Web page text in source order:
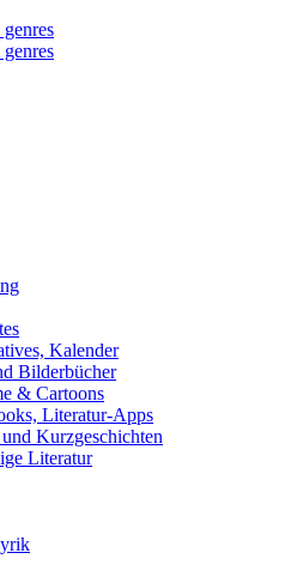
Kalender
Bilderbücher
& Cartoons
Literatur-Apps
Kurzgeschichten
Literatur